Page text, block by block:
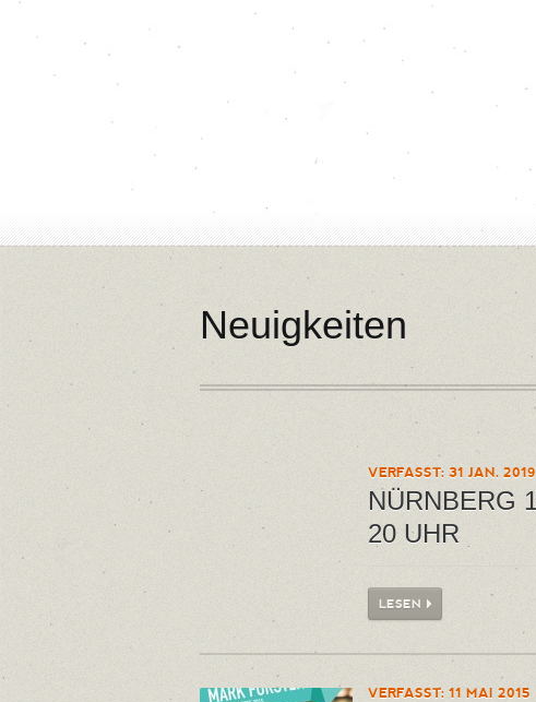
Neuigkeiten
VERFASST: 31 JAN. 2019
NÜRNBERG
20 UHR
LESEN
VERFASST: 11 MAI 2015